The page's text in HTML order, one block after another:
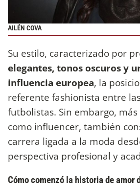
AILÉN COVA
Su estilo, caracterizado por
elegantes, tonos oscuros y
influencia europea, la
referente fashionista entre
futbolistas. Sin embargo,
como influencer, también
carrera ligada a la moda
perspectiva profesional y
Cómo comenzó la historia de amor